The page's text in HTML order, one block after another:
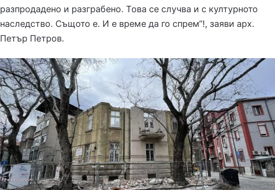
разпродадено и разграбено. Това се случва и с културното
наследство. Същото е. И е време да го спрем“!, заяви арх.
Петър Петров.